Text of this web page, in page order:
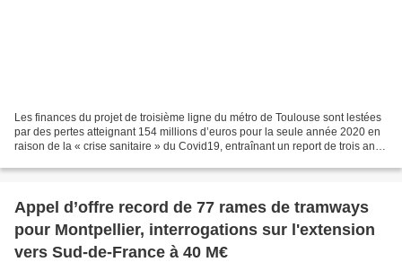
Les finances du projet de troisième ligne du métro de Toulouse sont lestées
par des pertes atteignant 154 millions d’euros pour la seule année 2020 en
raison de la « crise sanitaire » du Covid19, entraînant un report de trois ans
Appel d’offre record de 77 rames de tramways
pour Montpellier, interrogations sur l'extension
vers Sud-de-France à 40 M€